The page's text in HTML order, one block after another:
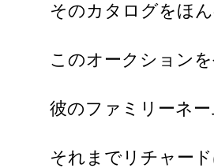
そのカタログをほ
このオークション
彼のファミリーネ
それまでリチャー